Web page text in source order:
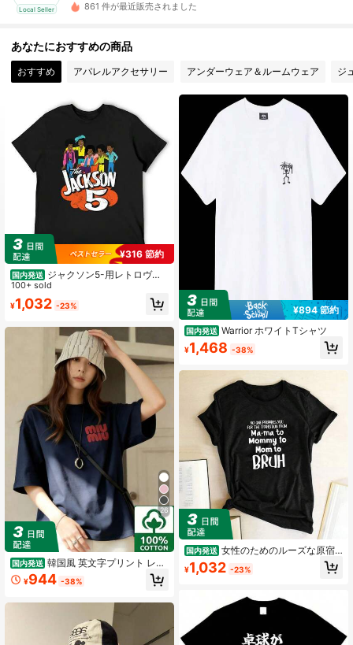
Local Seller 4.34 17 フォロワー
4.34 17 フォロワー
17 フォロワー
4.34 17 フォロワー
4.34 17 フォロワー
861 件が最近販売されました
あなたにおすすめの商品
おすすめ アパレルアクセサリー アンダーウェア＆ルームウェア ジ
¥316 節約
国内発送 ジャクソン5-用レトロヴィ
ンテージ漫画Tシャツ,1970sユーズド
加工グラフィック,カワイイ服,スウェ
ットシャツ,スウェットシャツ
100+ sold
¥1,032 -23%
26
国内発送 韓国風 英文字プリント レデ
ィース 綿Tシャツ 半袖 クルーネック
カジュアル 柔らかい肌触り 通気性抜
イリーカジュアルトップス
¥944 -38%
¥894 節約
国内発送 Warrior ホワイトTシャツ
¥1,468 -38%
国内発送 女性のためのルーズな原宿T
シャツ,夏のTシャツ,ラウンドネック,
プリントからの移行を準備しません
¥1,032 -23%